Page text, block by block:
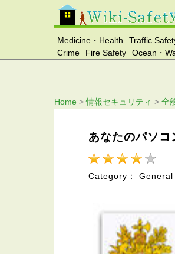
Medicine・Health Traffic
Crime
Fire Safety Ocean・
Home >情報セキュリティ > 全
あなたのパソコ
Category： General